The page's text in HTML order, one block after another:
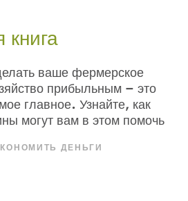
книга
ваше фермерское
прибыльным – это
главное. Узнайте, как
могут вам в этом помочь
ДЕНЬГИ